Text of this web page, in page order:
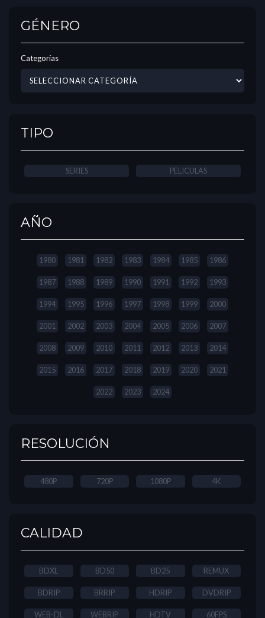
GÉNERO
Categorías
TIPO
SERIES PELICULAS
AÑO
1980 1981 1982 1983 1984 1985 1986
1987 1988 1989 1990 1991 1992 1993
1994 1995 1996 1997 1998 1999 2000
2001 2002 2003 2004 2005 2006 2007
2008 2009 2010 2011 2012 2013 2014
2015 2016 2017 2018 2019 2020 2021
2022 2023 2024
RESOLUCIÓN
480P 720P 1080P 4K
CALIDAD
BDXL BD50 BD25 REMUX
BDRIP BRRIP HDRIP DVDRIP
WEB-DL WEBRIP HDTV 60FPS